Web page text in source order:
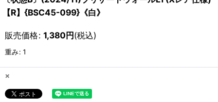
【R】{BSC45-099}《白》
販売価格: 1,380円(税込)
重み: 1
×